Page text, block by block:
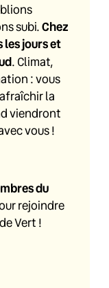
subi.Chez
les jours et
. Climat,
: vous
la
viendront
vous !
du
rejoindre
Vert !